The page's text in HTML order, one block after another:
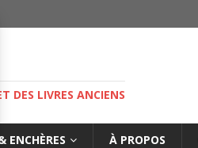
DES LIVRES ANCIENS
ENCHÈRES À PROPOS